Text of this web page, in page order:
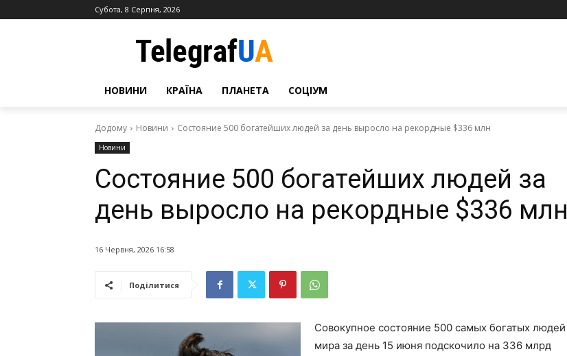
Субота, 8 Серпня, 2026
НОВИНИ КРАЇНА ПЛАНЕТА СОЦІУМ
Додому Новини Состояние 500 богатейших людей за день выросло на рекордные $336 млн
Новини
Состояние 500 богатейших людей за
день выросло на рекордные $336 млн
16 Червня, 2026 16:58
Поділитися
Совокупное состояние 500 самых богатых людей
мира за день 15 июня подскочило на 336 млрд